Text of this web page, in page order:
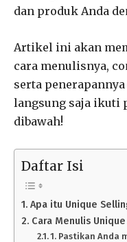
dan produk Anda
Artikel ini akan
cara menulisnya,
serta
langsung saja ikuti
dibawah!
Daftar Isi
Apa itu Unique
Cara Menulis
1. Pastikan Anda